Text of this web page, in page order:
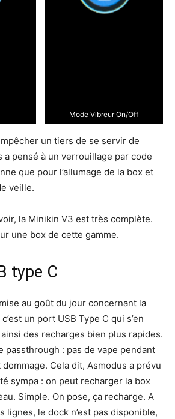
Mode Vibreur On/Off
un tiers de se servir de
a pensé à un verrouillage par code
que pour l’allumage de la box et
veille.
la Minikin V3 est très complète.
une box de cette gamme.
type C
au goût du jour concernant la
un port USB Type C qui s’en
des recharges bien plus rapides.
passthrough : pas de vape pendant
dommage. Cela dit, Asmodus a prévu
sympa : on peut recharger la box
Simple. On pose, ça recharge. A
lignes, le dock n’est pas disponible,